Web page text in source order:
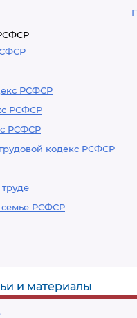
РСФСР
РСФСР
РСФСР
кодекс РСФСР
семье РСФСР
и материалы